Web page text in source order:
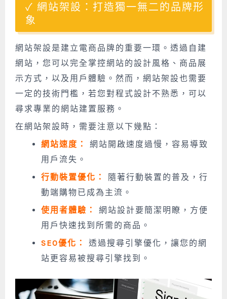
網站架設：打造獨一無二的品牌形
象
網站架設是建立電商品牌的重要一環。透過自建
網站，您可以完全掌控網站的設計風格、商品展
示方式，以及用戶體驗。然而，網站架設也需要
一定的技術門檻，若您對程式設計不熟悉，可以
尋求專業的網站建置服務。
在網站架設時，需要注意以下幾點：
網站速度：
網站開啟速度過慢，容易導致
用戶流失。
行動裝置優化：
隨著行動裝置的普及，行
動端購物已成為主流。
使用者體驗：
網站設計要簡潔明瞭，方便
用戶快速找到所需的商品。
SEO優化：
透過搜尋引擎優化，讓您的網
站更容易被搜尋引擎找到。